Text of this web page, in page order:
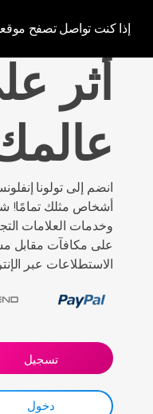
إذا كنت تواصل تصفح
أثر
انضم إلى تولونا
أشخاص مثلك تمامًا!
وخدمات العلامات
على مكافآت مقابل
الاستطلاعات عبر
تسجيل
دخول